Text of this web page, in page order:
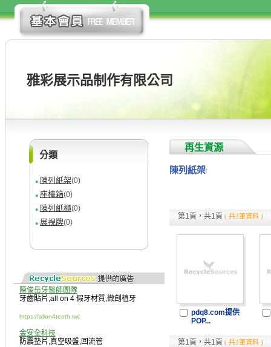
雅彩展示品制作有限公司
分類
陳列紙架(0)
座檯箱(0)
陳列紙櫃(0)
展視牌(0)
陳俊岳牙醫師團隊
牙齒貼片 ,all on 4 假牙材質,微創植牙
https://allon4teeth.tw/
金安全科技
防震墊片 ,真空吸盤,回流管
再生資源
陳列紙架:
第1頁，共1頁 ( 共3筆資料 )
pdq8.com提供
POP...
第1頁，共1頁 ( 共3筆資料 )